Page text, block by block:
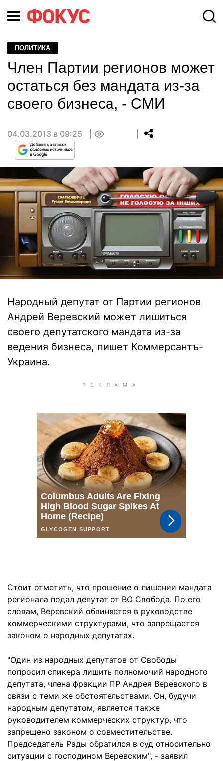
ПОЛИТИКА
Член Партии регионов может
остаться без мандата из-за
своего бизнеса, - СМИ
04.03.2013 в 09:25
Народный депутат от Партии регионов
Андрей Веревский может лишиться
своего депутатского мандата из-за
ведения бизнеса, пишет Коммерсантъ-
Украина.
Стоит отметить, что прошение о лишении мандата
регионала подал депутат от ВО Свобода. По его
словам, Веревский обвиняется в руководстве
коммерческими структурами, что запрещается
законом о народных депутатах.
"Один из народных депутатов от Свободы
попросил спикера лишить полномочий народного
депутата, члена фракции ПР Андрея Веревского в
связи с теми же обстоятельствами. Он, будучи
народным депутатом, является также
руководителем коммерческих структур, что
запрещено законом о совместительстве.
Председатель Рады обратился в суд относительно
ситуации с господином Веревским", - заявил